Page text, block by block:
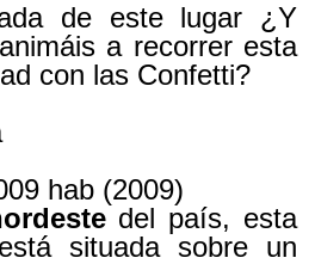
de este lugar ¿Y
a recorrer esta
con las Confetti?
hab (2009)
del país, esta
situada sobre un